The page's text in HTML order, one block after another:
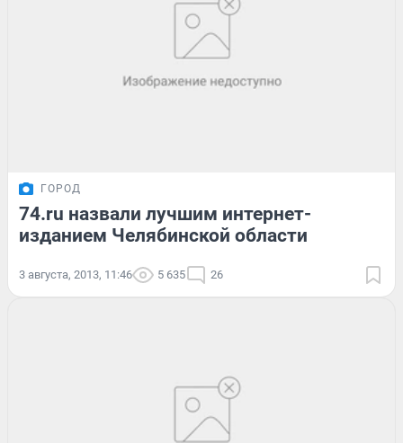
ГОРОД
74.ru назвали лучшим интернет-
изданием Челябинской области
3 августа, 2013, 11:46 5 635 26